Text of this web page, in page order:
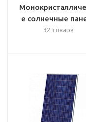
е солнечные
32 товара